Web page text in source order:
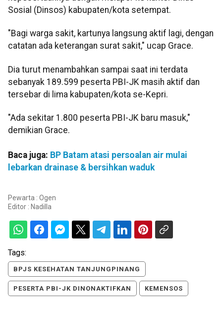
Sosial (Dinsos) kabupaten/kota setempat.
"Bagi warga sakit, kartunya langsung aktif lagi, dengan
catatan ada keterangan surat sakit," ucap Grace.
Dia turut menambahkan sampai saat ini terdata
sebanyak 189.599 peserta PBI-JK masih aktif dan
tersebar di lima kabupaten/kota se-Kepri.
"Ada sekitar 1.800 peserta PBI-JK baru masuk,"
demikian Grace.
Baca juga: BP Batam atasi persoalan air mulai
lebarkan drainase & bersihkan waduk
Pewarta : Ogen
Editor : Nadilla
Tags:
BPJS KESEHATAN TANJUNGPINANG
PESERTA PBI-JK DINONAKTIFKAN KEMENSOS